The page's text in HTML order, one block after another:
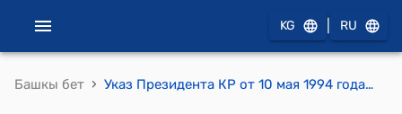
KG RU
Башкы бет › Указ Президента КР от 10 мая 1994 года УП №75 "О Государственной комиссии Кыргызской Республики по реорганизации и ликвидации предприятий"